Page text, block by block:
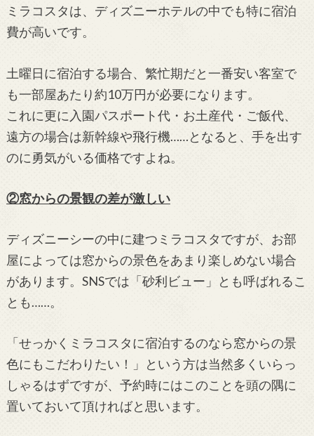
ミラコスタは、ディズニーホテルの中でも特に宿泊
費が高いです。
土曜日に宿泊する場合、繁忙期だと一番安い客室で
も一部屋あたり約10万円が必要になります。
これに更に入園パスポート代・お土産代・ご飯代、
遠方の場合は新幹線や飛行機……となると、手を出す
のに勇気がいる価格ですよね。
②窓からの景観の差が激しい
ディズニーシーの中に建つミラコスタですが、お部
屋によっては窓からの景色をあまり楽しめない場合
があります。SNSでは「砂利ビュー」とも呼ばれるこ
とも……。
「せっかくミラコスタに宿泊するのなら窓からの景
色にもこだわりたい！」という方は当然多くいらっ
しゃるはずですが、予約時にはこのことを頭の隅に
置いておいて頂ければと思います。